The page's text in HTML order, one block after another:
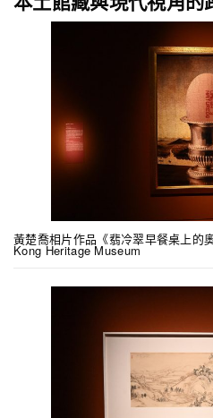
黃楚喬相片作品《翡冷翠早餐桌上的
Kong Heritage Museum